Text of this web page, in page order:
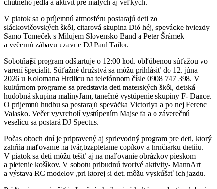
chutného jedla a aktivít pre malých aj veľkých.
V piatok sa o príjemnú atmosféru postarajú deti zo
sládkovičovských škôl, citarová skupina Dió héj, spevácke hviezdy
Samo Tomeček s Milujem Slovensko Band a Peter Šrámek
a večernú zábavu uzavrie DJ Paul Tailor.
Sobotňajší program odštartuje o 12:00 hod. obľúbenou súťažou vo
varení špecialít. Súťažné družstvá sa môžu prihlásiť do 12. júna
2026 u Kolomana Hrdlicu na telefónnom čísle 0908 747 398. V
kultúrnom programe sa predstavia deti materských škôl, detská
hudobná skupina malinyJam, tanečné vystúpenie skupiny F- Dance.
O príjemnú hudbu sa postarajú speváčka Victoriya a po nej Ferenc
Valasko. Večer vyvrcholí vystúpením Majselfa a o záverečnú
veselicu sa postará DJ Spectus.
Počas oboch dní je pripravený aj sprievodný program pre deti, ktorý
zahŕňa maľovanie na tvár,bzapletanie copíkov a hrnčiarku dielňu.
V piatok sa deti môžu tešiť aj na maľovanie obrázkov pieskom
a pletenie košíkov. V sobotu pribudnú tvorivé aktivity- MannArt
a výstava RC modelov ,pri ktorej si deti môžu vyskúšať ich jazdu.